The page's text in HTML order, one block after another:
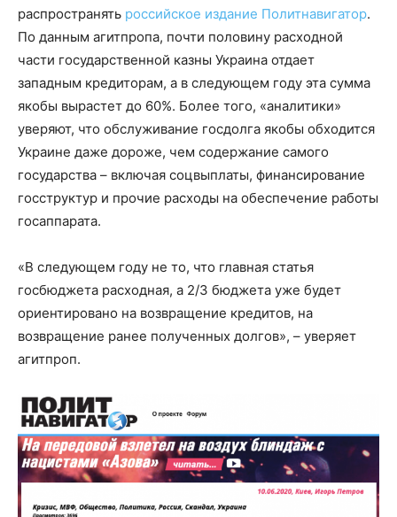
распространять российское издание Политнавигатор.
По данным агитпропа, почти половину расходной
части государственной казны Украина отдает
западным кредиторам, а в следующем году эта сумма
якобы вырастет до 60%. Более того, «аналитики»
уверяют, что обслуживание госдолга якобы обходится
Украине даже дороже, чем содержание самого
государства – включая соцвыплаты, финансирование
госструктур и прочие расходы на обеспечение работы
госаппарата.
«В следующем году не то, что главная статья
госбюджета расходная, а 2/3 бюджета уже будет
ориентировано на возвращение кредитов, на
возвращение ранее полученных долгов», – уверяет
агитпроп.